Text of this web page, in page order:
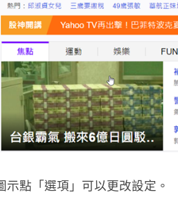
示點「選項」可以更改設定。